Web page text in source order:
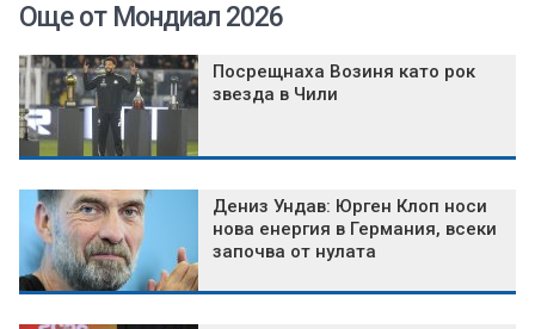
Още от Мондиал 2026
Посрещнаха Возиня като рок
звезда в Чили
Дениз Ундав: Юрген Клоп носи
нова енергия в Германия, всеки
започва от нулата